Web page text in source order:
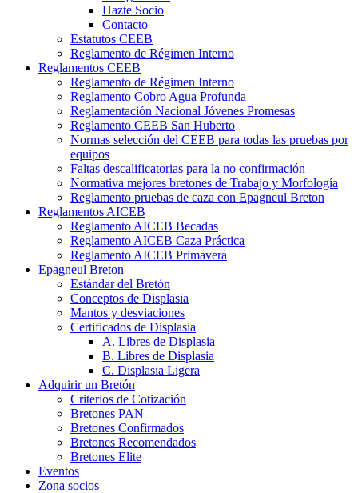
Hazte Socio
Contacto
Estatutos CEEB
Reglamento de Régimen Interno
Reglamentos CEEB
Reglamento de Régimen Interno
Reglamento Cobro Agua Profunda
Reglamentación Nacional Jóvenes Promesas
Reglamento CEEB San Huberto
Normas selección del CEEB para todas las pruebas por
equipos
Faltas descalificatorias para la no confirmación
Normativa mejores bretones de Trabajo y Morfología
Reglamento pruebas de caza con Epagneul Breton
Reglamentos AICEB
Reglamento AICEB Becadas
Reglamento AICEB Caza Práctica
Reglamento AICEB Primavera
Epagneul Breton
Estándar del Bretón
Conceptos de Displasia
Mantos y desviaciones
Certificados de Displasia
A. Libres de Displasia
B. Libres de Displasia
C. Displasia Ligera
Adquirir un Bretón
Criterios de Cotización
Bretones PAN
Bretones Confirmados
Bretones Recomendados
Bretones Elite
Eventos
Zona socios